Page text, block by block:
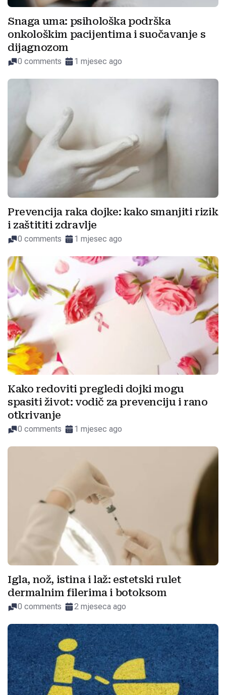
Snaga uma: psihološka podrška
onkološkim pacijentima i suočavanje s
dijagnozom
0 comments 1 mjesec ago
Prevencija raka dojke: kako smanjiti rizik
i zaštititi zdravlje
0 comments 1 mjesec ago
Kako redoviti pregledi dojki mogu
spasiti život: vodič za prevenciju i rano
otkrivanje
0 comments 1 mjesec ago
Igla, nož, istina i laž: estetski rulet
dermalnim filerima i botoksom
0 comments 2 mjeseca ago